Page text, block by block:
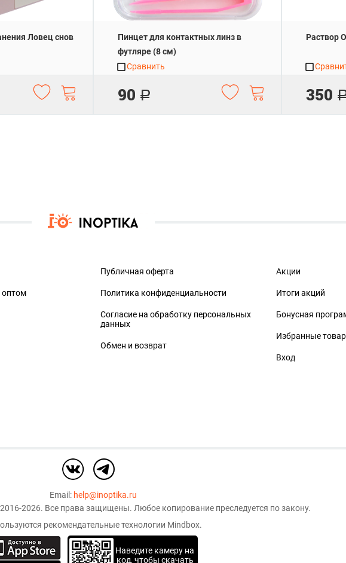
Ловец снов
Пинцет для контактных линз в
футляре (8 см)
90 Р
Сравнить
Раствор
350
оптом
Публичная оферта
Политика конфиденциальности
Согласие на обработку персональных
данных
Обмен и возврат
Акции
Итоги акций
Бонусная
Избранные
Вход
Email: help@inoptika.ru
2016-2026. Все права защищены. Любое копирование преследуется по закону.
рекомендательные технологии Mindbox.
Наведите камеру на
код, чтобы скачать